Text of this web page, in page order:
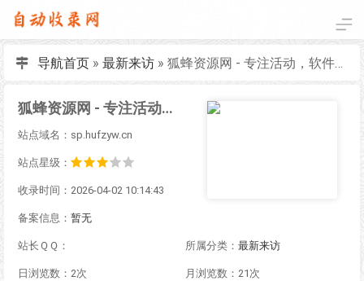
导航首页» 最新来访» 狐蜂资源网 - 专注活动，软件，教程分享！总之就是网络那些事。
狐蜂资源网 - 专注活动，软件，教程分享！总之就是网络那些事。
站点域名：sp.hufzyw.cn
站点星级：
收录时间：2026-04-02 10:14:43
备案信息： 暂无
站长ＱＱ： 所属分类： 最新来访
日浏览数：2次 月浏览数：21次